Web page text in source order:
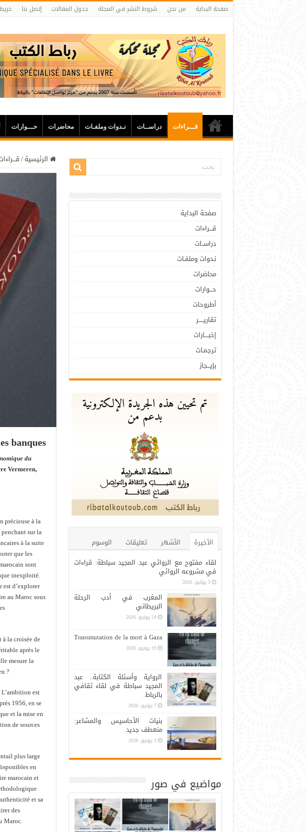
صفحة البداية من نحن شروط النشر في المجلة جدول المقالات إتصل بنا
قـــراءات دراســات نـدوات وملفـات محاضرات حـــوارات
الرئيسية/
banques
du
Vermeren,
précieuse à la
sur la
à la suite
que les
sont
inexploité.
d’explorer
au Maroc sous
à la croisée de
après le
mesure la
?
est
1956, en se
et la mise en
de sources
plus large
en
marocain et
et sa
des
Maroc.
صفحة البداية
قـــراءات
دراســات
نـدوات وملفـات
محاضرات
حـــوارات
أطروحات
تقاريـــــر
إخبــــارات
ترجمـات
بإيـــجاز
الأخيرة الأشهر تعليقات
الوسوم
لقاء مفتوح مع الروائي عبد المجيد سباطة: قراءات
في مشروعه الروائي
3 يوليو، 2026
المغرب في أدب الرحلة
البريطاني
24 يونيو، 2026
Transmutation de la mort à Gaza
19 يونيو، 2026
الرواية وأسئلة الكتابة.. عبد
المجيد سباطة في لقاء ثقافي
بالرباط
7 يونيو، 2026
بنيات الأحاسيس والمشاعر:
منعطف جديد
3 يونيو، 2026
مواضيع في صور